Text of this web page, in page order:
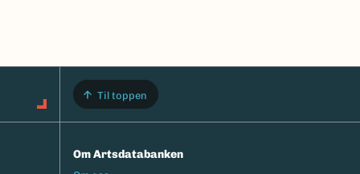
Til toppen
Om Artsdatabanken